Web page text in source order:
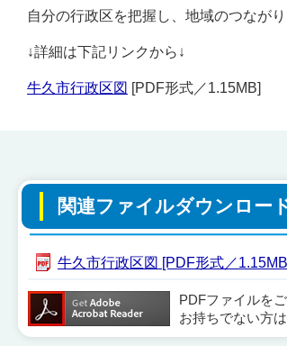
自分の行政区を把握し、地域のつながり
↓詳細は下記リンクから↓
牛久市行政区図 [PDF形式／1.15MB]
関連ファイルダウンロー
牛久市行政区図 [PDF形式／
PDFファイルを
お持ちでない方